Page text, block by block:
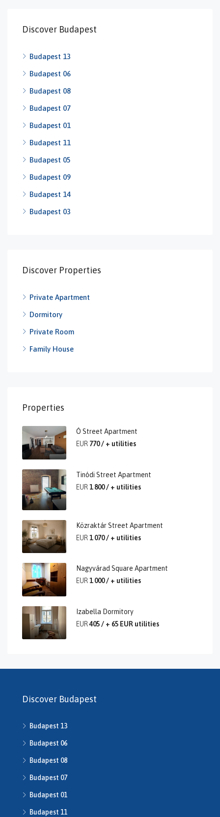
Discover Budapest
Budapest 13
Budapest 06
Budapest 08
Budapest 07
Budapest 01
Budapest 11
Budapest 05
Budapest 09
Budapest 14
Budapest 03
Discover Properties
Private Apartment
Dormitory
Private Room
Family House
Properties
Ó Street Apartment
EUR 770 / + utilities
Tinódi Street Apartment
EUR1 800 / + utilities
Közraktár Street Apartment
EUR1 070 / + utilities
Nagyvárad Square Apartment
EUR1 000 / + utilities
Izabella Dormitory
EUR405 / + 65 EUR utilities
Discover Budapest
Budapest 13
Budapest 06
Budapest 08
Budapest 07
Budapest 01
Budapest 11